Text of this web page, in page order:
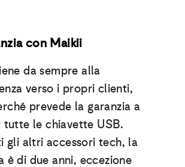
con Maikii
da sempre alla
verso i propri clienti,
prevede la garanzia a
le chiavette USB.
gli altri accessori tech, la
è di due anni, eccezione